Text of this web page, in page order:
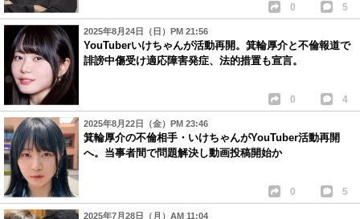
0 5
2025年8月24日（日）PM 21:56
YouTuberいけちゃんが活動再開。箕輪厚介と不倫報道で
誹謗中傷受け適応障害発症、法的措置も宣言。
0 4
2025年8月22日（金）PM 23:46
箕輪厚介の不倫相手・いけちゃんがYouTuber活動再開
へ。当事者間で問題解決し動画投稿開始か
0 5
2025年7月28日（月）AM 11:04